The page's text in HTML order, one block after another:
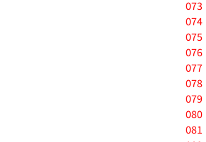
073
074
075
076
077
078
079
080
081